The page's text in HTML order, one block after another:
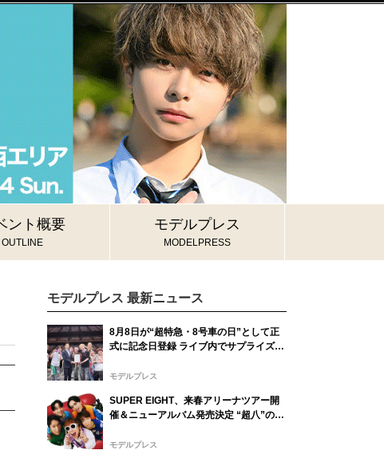
ント概要
OUTLINE
モデルプレス
MODELPRESS
モデルプレス 最新ニュース
8月8日が“超特急・8号車の日”として正
式に記念日登録 ライブ内でサプライズ発
モデルプレス
SUPER EIGHT、来春アリーナツアー開
催＆ニューアルバム発売決定 “超八”の日
モデルプレス